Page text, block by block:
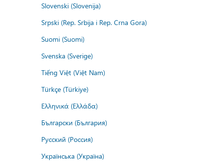
Slovenski (Slovenija)
Srpski (Rep. Srbija i Rep. Crna Gora)
Suomi (Suomi)
Svenska (Sverige)
Tiếng Việt (Việt Nam)
Türkçe (Türkiye)
Ελληνικά (Ελλάδα)
Български (България)
Русский (Россия)
Українська (Україна)